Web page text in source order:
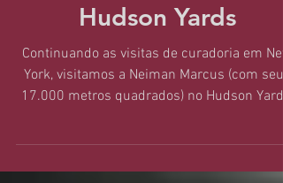
a Neiman Marcus no
Hudson Yards
Continuando as visitas de curadoria em New
17.000 metros quadrados) no Hudson
O projeto,...